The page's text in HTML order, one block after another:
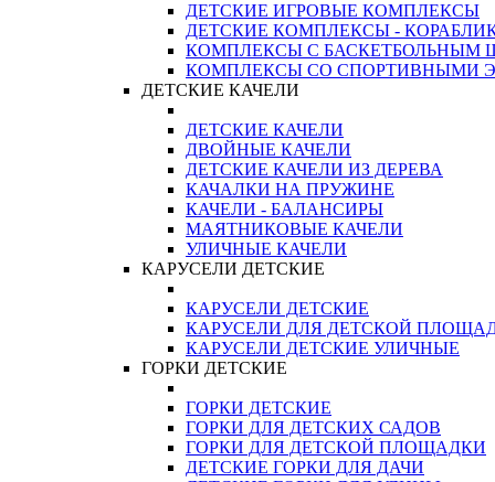
ДЕТСКИЕ ИГРОВЫЕ КОМПЛЕКСЫ
ДЕТСКИЕ КОМПЛЕКСЫ -
КОМПЛЕКСЫ С БАСКЕТБОЛЬНЫМ
КОМПЛЕКСЫ СО СПОРТИВНЫМИ
ДЕТСКИЕ КАЧЕЛИ
ДЕТСКИЕ КАЧЕЛИ
ДВОЙНЫЕ КАЧЕЛИ
ДЕТСКИЕ КАЧЕЛИ ИЗ ДЕРЕВА
КАЧАЛКИ НА ПРУЖИНЕ
КАЧЕЛИ - БАЛАНСИРЫ
МАЯТНИКОВЫЕ КАЧЕЛИ
УЛИЧНЫЕ КАЧЕЛИ
КАРУСЕЛИ ДЕТСКИЕ
КАРУСЕЛИ ДЕТСКИЕ
КАРУСЕЛИ ДЛЯ ДЕТСКОЙ
КАРУСЕЛИ ДЕТСКИЕ УЛИЧНЫЕ
ГОРКИ ДЕТСКИЕ
ГОРКИ ДЕТСКИЕ
ГОРКИ ДЛЯ ДЕТСКИХ САДОВ
ГОРКИ ДЛЯ ДЕТСКОЙ ПЛОЩАДКИ
ДЕТСКИЕ ГОРКИ ДЛЯ ДАЧИ